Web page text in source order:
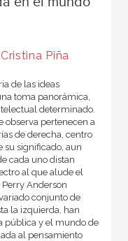
Cristina Piña
de las ideas
toma panorámica,
determinado.
observa pertenecen a
de derecha, centro
su significado, aun
cada uno distan
al que alude el
Anderson
conjunto de
la izquierda, han
pública y el mundo de
al pensamiento